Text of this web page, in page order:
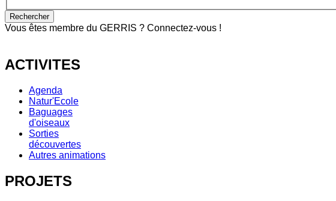
Vous êtes membre du GERRIS ? Connectez-vous !
ACTIVITES
Agenda
Natur'Ecole
Baguages
d'oiseaux
Sorties
découvertes
Autres animations
PROJETS